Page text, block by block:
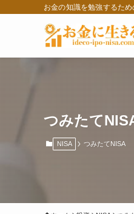
お金の知識を勉強するた
つみたて
NISA つみたてNISA